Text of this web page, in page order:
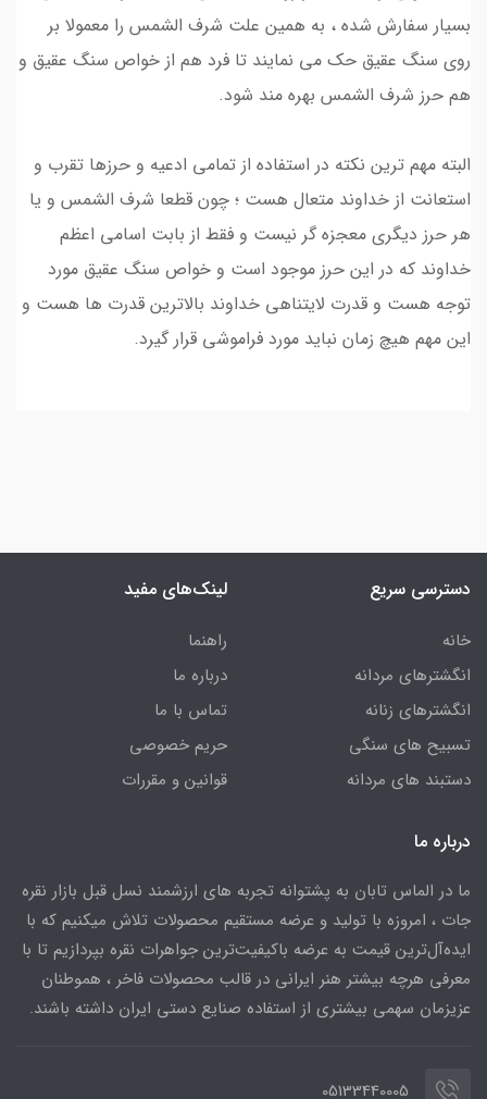
بسیار سفارش شده ، به همین علت شرف الشمس را معمولا بر
روی سنگ عقیق حک می نمایند تا فرد هم از خواص سنگ عقیق و
هم حرز شرف الشمس بهره مند شود.
البته مهم ترین نکته در استفاده از تمامی ادعیه و حرزها تقرب و
استعانت از خداوند متعال هست ؛ چون قطعا شرف الشمس و یا
هر حرز دیگری معجزه گر نیست و فقط از بابت اسامی اعظم
خداوند که در این حرز موجود است و خواص سنگ عقیق مورد
توجه هست و قدرت لایتناهی خداوند بالاترین قدرت ها هست و
این مهم هیچ زمان نباید مورد فراموشی قرار گیرد.
دسترسی سریع
خانه
انگشترهای مردانه
انگشترهای زنانه
تسبیح های سنگی
دستبند های مردانه
لینک‌های مفید
راهنما
درباره ما
تماس با ما
حریم خصوصی
قوانین و مقررات
درباره ما
ما در الماس تابان به پشتوانه تجربه های ارزشمند نسل قبل بازار نقره
جات ، امروزه با تولید و عرضه مستقیم محصولات تلاش میکنیم که با
ایده‌آل‌ترین قیمت به عرضه باکیفیت‌ترین جواهرات نقره بپردازیم تا با
معرفی هرچه بیشتر هنر ایرانی در قالب محصولات فاخر ، هموطنان
عزیزمان سهمی بیشتری از استفاده صنایع دستی ایران داشته باشند.
05133440005